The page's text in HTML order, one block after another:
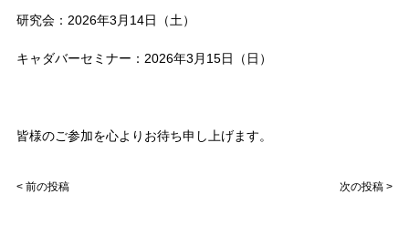
研究会：2026年3月14日（土）
キャダバーセミナー ：2026年3月15日（日）
皆様のご参加を心よりお待ち申し上げます。
< 前の投稿 次の投稿 >